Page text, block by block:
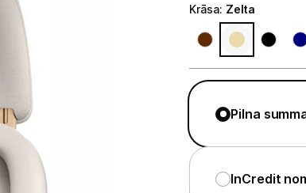
Televizori un piederumi
Krāsa: Zelta
Pilna
InCredit